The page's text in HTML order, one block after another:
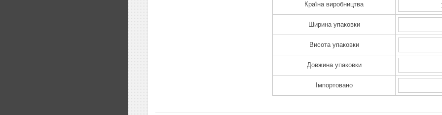
Країна виробництва
Ширина упаковки
Висота упаковки
Довжина упаковки
Імпортовано